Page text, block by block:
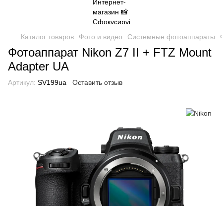
Каталог товаров Фото и видео Системные фотоаппараты
Фотоаппарат Nikon Z7 II + FTZ Mount
Adapter UA
Артикул: SV199ua Оставить отзыв